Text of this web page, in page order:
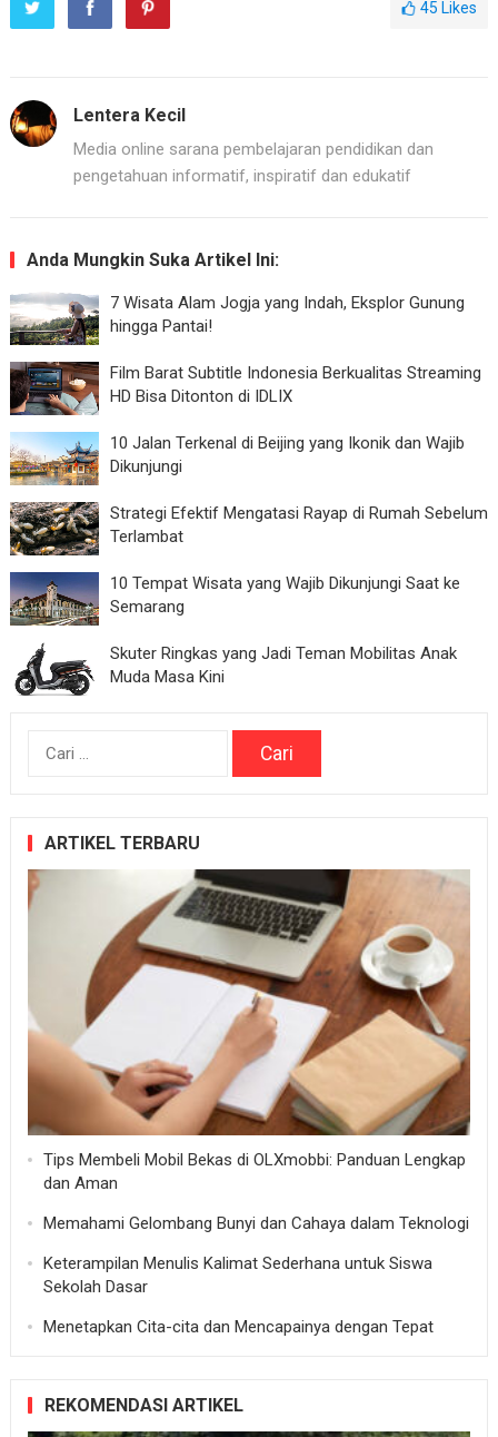
45 Likes
Lentera Kecil
Media online sarana pembelajaran pendidikan dan
pengetahuan informatif, inspiratif dan edukatif
Anda Mungkin Suka Artikel Ini:
7 Wisata Alam Jogja yang Indah, Eksplor Gunung
hingga Pantai!
Film Barat Subtitle Indonesia Berkualitas Streaming
HD Bisa Ditonton di IDLIX
10 Jalan Terkenal di Beijing yang Ikonik dan Wajib
Dikunjungi
Strategi Efektif Mengatasi Rayap di Rumah Sebelum
Terlambat
10 Tempat Wisata yang Wajib Dikunjungi Saat ke
Semarang
Skuter Ringkas yang Jadi Teman Mobilitas Anak
Muda Masa Kini
Cari
ARTIKEL TERBARU
Tips Membeli Mobil Bekas di OLXmobbi: Panduan Lengkap
dan Aman
Memahami Gelombang Bunyi dan Cahaya dalam Teknologi
Keterampilan Menulis Kalimat Sederhana untuk Siswa
Sekolah Dasar
Menetapkan Cita-cita dan Mencapainya dengan Tepat
REKOMENDASI ARTIKEL